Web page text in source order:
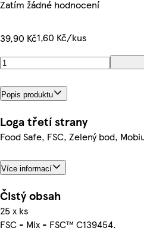
Zatím žádné hodnocení
39,90 Kč1,60 Kč/kus
Popis produktu
Loga třetí strany
Food Safe, FSC, Zelený bod,
Více informací
Čistý obsah
25 x ks
FSC - Mix - FSC™ C139454.